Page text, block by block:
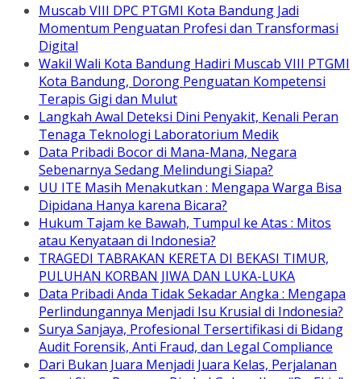
Muscab VIII DPC PTGMI Kota Bandung Jadi
Momentum Penguatan Profesi dan Transformasi
Digital
Wakil Wali Kota Bandung Hadiri Muscab VIII PTGMI
Kota Bandung, Dorong Penguatan Kompetensi
Terapis Gigi dan Mulut
Langkah Awal Deteksi Dini Penyakit, Kenali Peran
Tenaga Teknologi Laboratorium Medik
Data Pribadi Bocor di Mana-Mana, Negara
Sebenarnya Sedang Melindungi Siapa?
UU ITE Masih Menakutkan : Mengapa Warga Bisa
Dipidana Hanya karena Bicara?
Hukum Tajam ke Bawah, Tumpul ke Atas : Mitos
atau Kenyataan di Indonesia?
TRAGEDI TABRAKAN KERETA DI BEKASI TIMUR,
PULUHAN KORBAN JIWA DAN LUKA-LUKA
Data Pribadi Anda Tidak Sekadar Angka : Mengapa
Perlindungannya Menjadi Isu Krusial di Indonesia?
Surya Sanjaya, Profesional Tersertifikasi di Bidang
Audit Forensik, Anti Fraud, dan Legal Compliance
Dari Bukan Juara Menjadi Juara Kelas, Perjalanan